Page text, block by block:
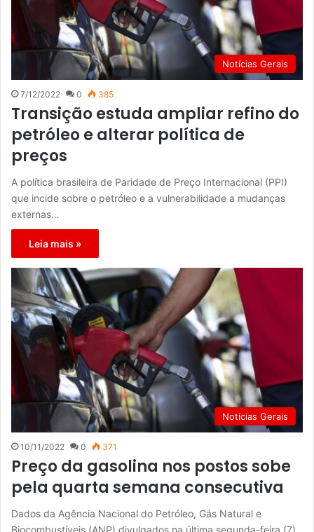
Notícias Gerais
7/12/2022 0 385
Transição estuda ampliar refino do
petróleo e alterar política de
preços
A política brasileira de Paridade de Preço Internacional (PPI)
que incide sobre o petróleo e a vulnerabilidade a mudanças
externas…
Leia mais »
Notícias Gerais
10/11/2022 0 371
Preço da gasolina nos postos sobe
pela quarta semana consecutiva
Dados da Agência Nacional do Petróleo, Gás Natural e
Biocombustíveis (ANP) divulgados na última segunda-feira (7)